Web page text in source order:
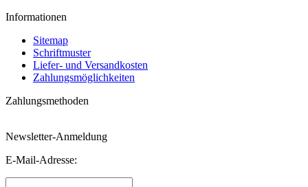
Informationen
Sitemap
Schriftmuster
Liefer- und Versandkosten
Zahlungsmöglichkeiten
Zahlungsmethoden
Newsletter-Anmeldung
E-Mail-Adresse: